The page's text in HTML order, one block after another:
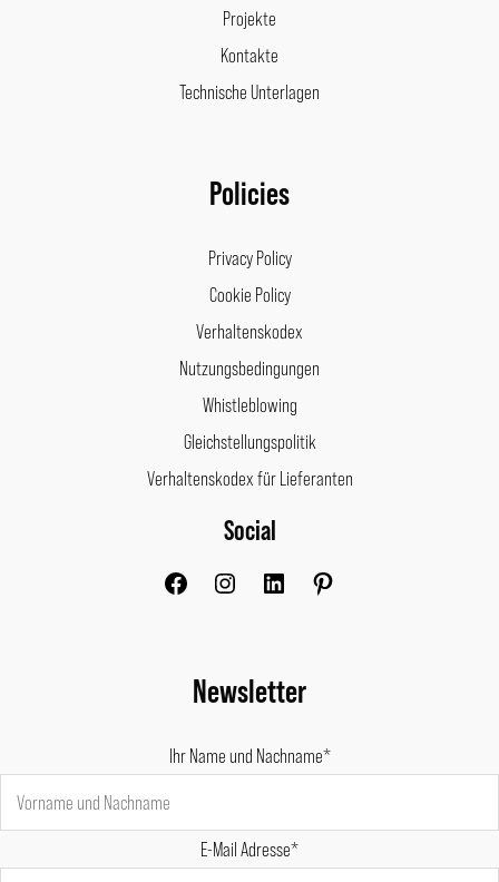
Projekte
Kontakte
Technische Unterlagen
Policies
Privacy Policy
Cookie Policy
Verhaltenskodex
Nutzungsbedingungen
Whistleblowing
Gleichstellungspolitik
Verhaltenskodex für Lieferanten
Social
FacebookInstagram
Newsletter
Ihr Name und Nachname*
E-Mail Adresse*